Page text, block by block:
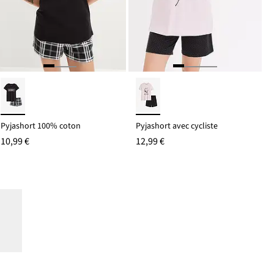
Pyjashort 100% coton
10,99 €
Pyjashort avec cycliste
12,99 €